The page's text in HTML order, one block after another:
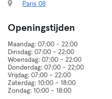
Paris 08
Openingstijden
Maandag: 07:00 - 22:00
Dinsdag: 07:00 - 22:00
Woensdag: 07:00 - 22:00
Donderdag: 07:00 - 22:00
Vrijdag: 07:00 - 22:00
Zaterdag: 10:00 - 18:00